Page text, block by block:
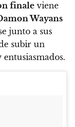
finale viene
Wayans
junto a sus
subir un